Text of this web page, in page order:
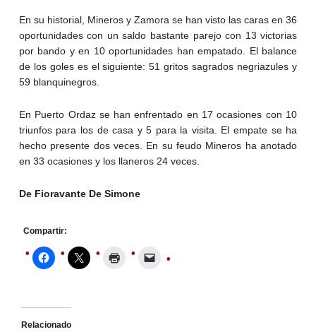
En su historial, Mineros y Zamora se han visto las caras en 36
oportunidades con un saldo bastante parejo con 13 victorias
por bando y en 10 oportunidades han empatado. El balance
de los goles es el siguiente: 51 gritos sagrados negriazules y
59 blanquinegros.
En Puerto Ordaz se han enfrentado en 17 ocasiones con 10
triunfos para los de casa y 5 para la visita. El empate se ha
hecho presente dos veces. En su feudo Mineros ha anotado
en 33 ocasiones y los llaneros 24 veces.
De Fioravante De Simone
Compartir:
Relacionado